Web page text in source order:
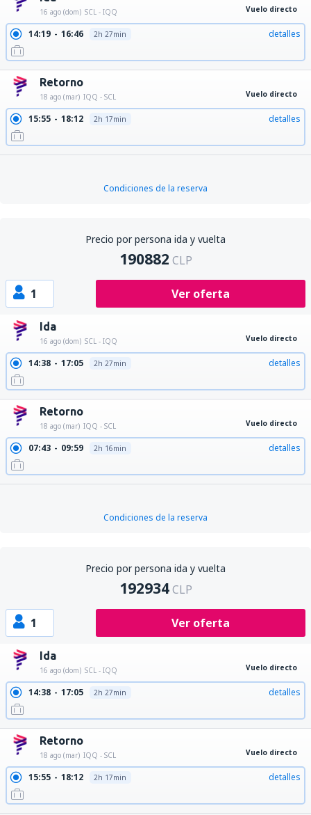
16 ago (dom) SCL - IQQ Vuelo directo
14:19 16:46 2h 27min detalles
Retorno
18 ago (mar) IQQ - SCL Vuelo directo
15:55 18:12 2h 17min detalles
Condiciones de la reserva
Precio por persona ida y vuelta
190882 CLP
1 Ver oferta
Ida
16 ago (dom) SCL - IQQ Vuelo directo
14:38 17:05 2h 27min detalles
Retorno
18 ago (mar) IQQ - SCL Vuelo directo
07:43 09:59 2h 16min detalles
Condiciones de la reserva
Precio por persona ida y vuelta
192934 CLP
1 Ver oferta
Ida
16 ago (dom) SCL - IQQ Vuelo directo
14:38 17:05 2h 27min detalles
Retorno
18 ago (mar) IQQ - SCL Vuelo directo
15:55 18:12 2h 17min detalles